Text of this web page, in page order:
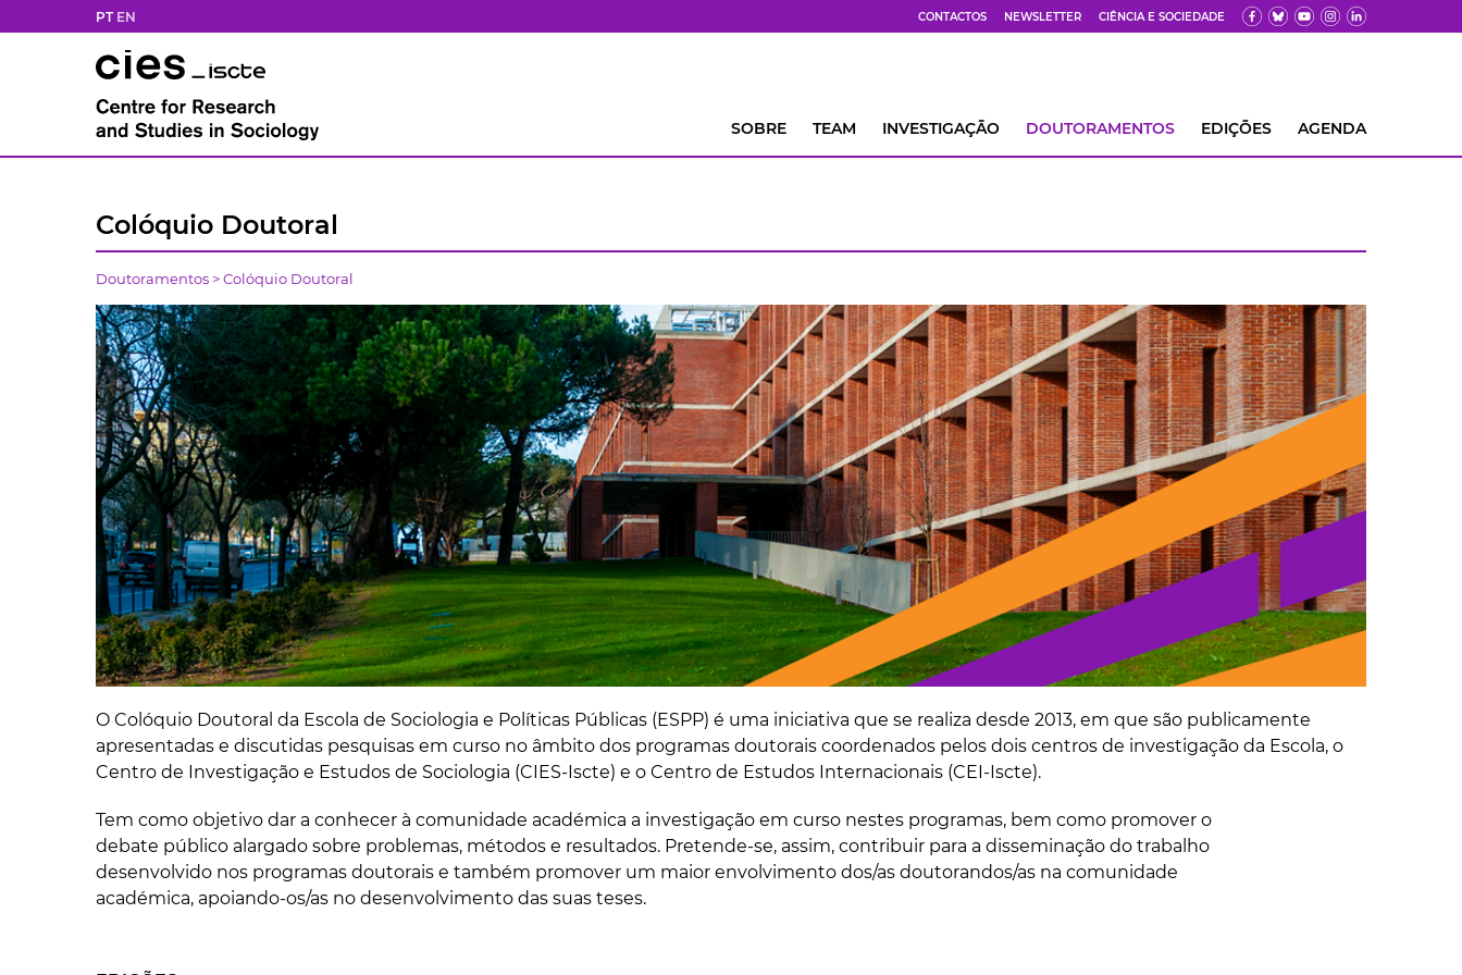
PT EN CONTACTOS NEWSLETTER CIÊNCIA E SOCIEDADE
SOBRE TEAM INVESTIGAÇÃO DOUTORAMENTOS EDIÇÕES AGENDA
Colóquio Doutoral
Doutoramentos >Colóquio Doutoral
O Colóquio Doutoral da Escola de Sociologia e Políticas Públicas (ESPP) é uma iniciativa que se realiza desde 2013, em que são publicamente
apresentadas e discutidas pesquisas em curso no âmbito dos programas doutorais coordenados pelos dois centros de investigação da Escola, o
Centro de Investigação e Estudos de Sociologia (CIES-Iscte) e o Centro de Estudos Internacionais (CEI-Iscte).
Tem como objetivo dar a conhecer à comunidade académica a investigação em curso nestes programas, bem como promover o
debate público alargado sobre problemas, métodos e resultados. Pretende-se, assim, contribuir para a disseminação do trabalho
desenvolvido nos programas doutorais e também promover um maior envolvimento dos/as doutorandos/as na comunidade
académica, apoiando-os/as no desenvolvimento das suas teses.